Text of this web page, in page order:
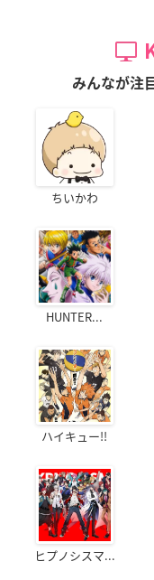
みんなが注
ちいかわ
HUNTER...
ハイキュー!!
ヒプノシスマ...